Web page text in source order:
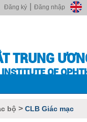
Đăng nhập
Đăng ký
TRUNG
OF
bộ > CLB Giác mạc